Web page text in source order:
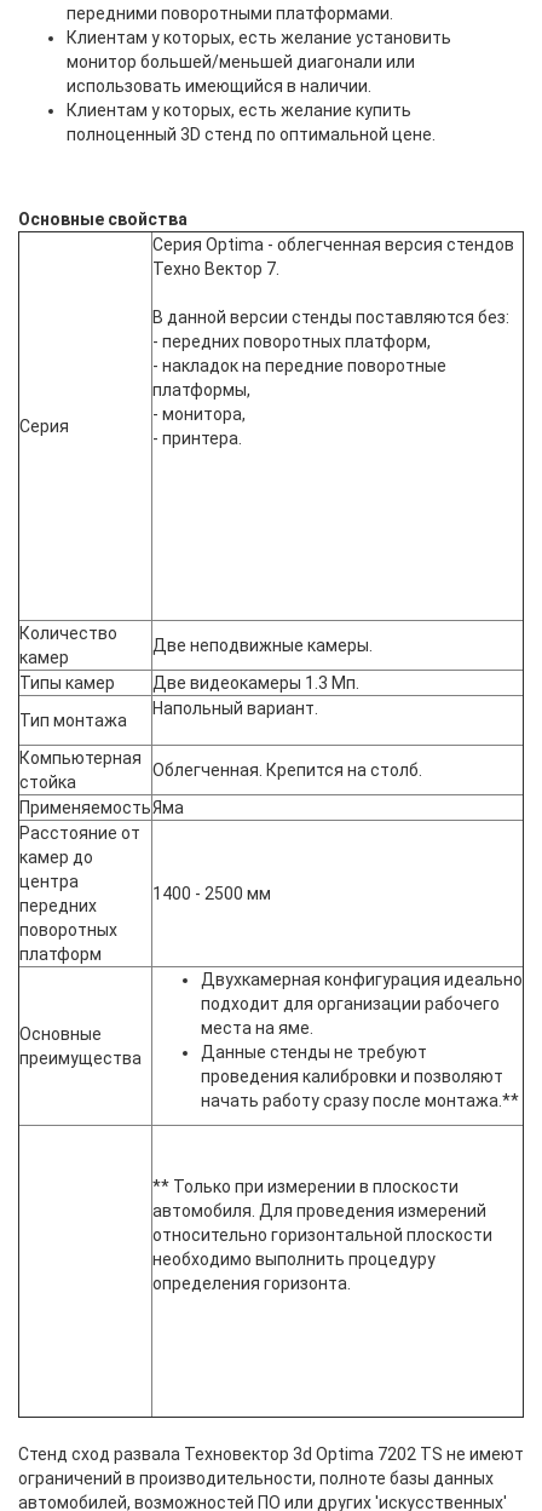
передними поворотными платформами.
Клиентам у которых, есть желание установить
монитор большей/меньшей диагонали или
использовать имеющийся в наличии.
Клиентам у которых, есть желание купить
полноценный 3D стенд по оптимальной цене.
Основные свойства
Серия
Серия Optima - облегченная версия стендов
Техно Вектор 7.
В данной версии стенды поставляются без:
- передних поворотных платформ,
- накладок на передние поворотные
платформы,
- монитора,
- принтера.
Количество
камер
Две неподвижные камеры.
Типы камер
Две видеокамеры 1.3 Мп.
Тип монтажа
Напольный вариант.
Компьютерная
стойка
Облегченная. Крепится на столб.
ПрименяемостьЯма
Расстояние от
камер до
центра
передних
поворотных
платформ
1400 - 2500 мм
Основные
преимущества
Двухкамерная конфигурация идеально
подходит для организации рабочего
места на яме.
Данные стенды не требуют
проведения калибровки и позволяют
начать работу сразу после монтажа.**
** Только при измерении в плоскости
автомобиля. Для проведения измерений
относительно горизонтальной плоскости
необходимо выполнить процедуру
определения горизонта.
Стенд сход развала Техновектор 3d Optima 7202 TS не имеют
ограничений в производительности, полноте базы данных
автомобилей, возможностей ПО или других 'искусственных'